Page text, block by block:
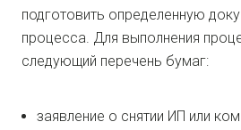
подготовить определенную
процесса. Для выполнения
следующий перечень бумаг:
заявление о снятии ИП или